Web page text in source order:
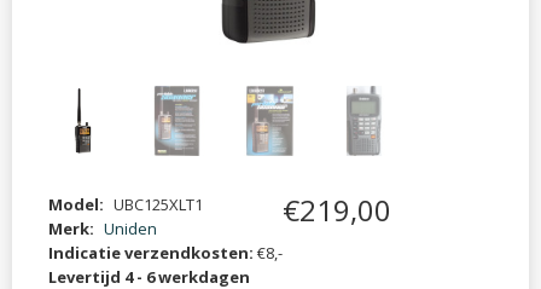
Model: UBC125XLT1
Merk: Uniden
Indicatie verzendkosten: €8,-
Levertijd 4 - 6 werkdagen
€219,00